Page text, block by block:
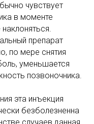
чувствует
в моменте
препарат
по мере снятия
уменьшается
позвоночника.
эта инъекция
безболезненна